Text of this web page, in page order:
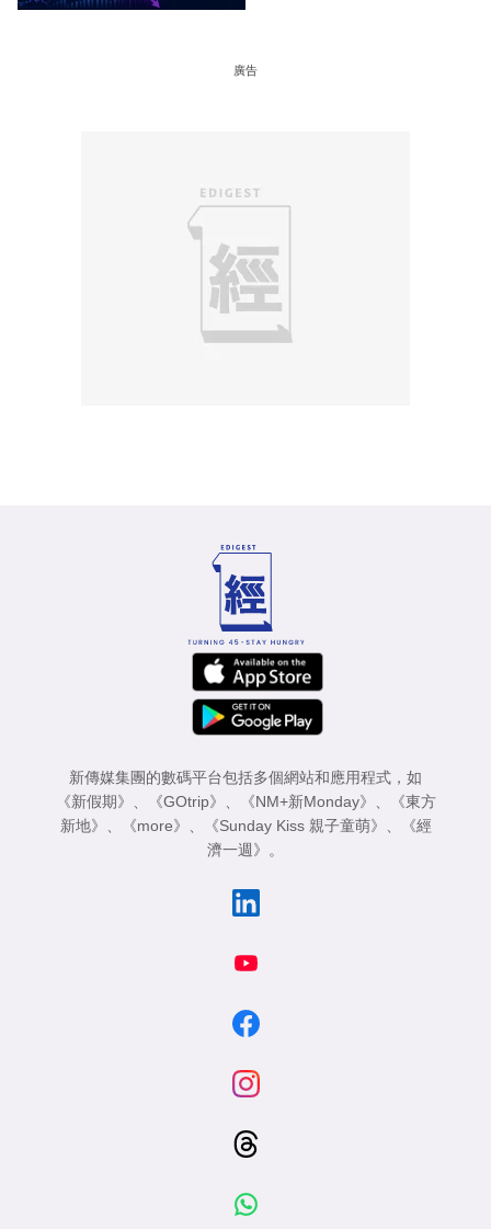
廣告
新傳媒集團的數碼平台包括多個網站和應用程式，如
《新假期》 、 《GOtrip》 、 《NM+新Monday》 、
《東方
新地》 、 《more》 、 《Sunday Kiss 親子童萌》 、
《經
濟一週》 。